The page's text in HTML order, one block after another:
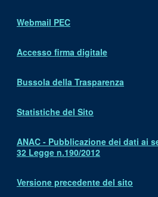
Webmail PEC
Accesso firma digitale
Bussola della Trasparenza
Statistiche del Sito
ANAC - Pubblicazione dei dati ai
32 Legge n.190/2012
Versione precedente del sito